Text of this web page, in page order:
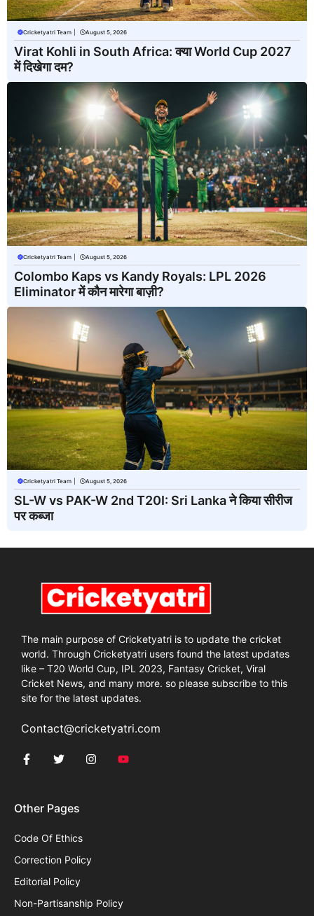
Cricketyatri Team August 5, 2026
Virat Kohli in South Africa: क्या World Cup 2027
में दिखेगा दम?
Cricketyatri Team August 5, 2026
Colombo Kaps vs Kandy Royals: LPL 2026
Eliminator में कौन मारेगा बाज़ी?
Cricketyatri Team August 5, 2026
SL-W vs PAK-W 2nd T20I: Sri Lanka ने किया सीरीज
पर कब्जा
The main purpose of Cricketyatri is to update the cricket
world. Through Cricketyatri users found the latest updates
like – T20 World Cup, IPL 2023, Fantasy Cricket, Viral
Cricket News, and many more. so please subscribe to this
site for the latest updates.
Contact@cricketyatri.com
Other Pages
Code Of Ethics
Correction Policy
Editorial Policy
Non-Partisanship Policy